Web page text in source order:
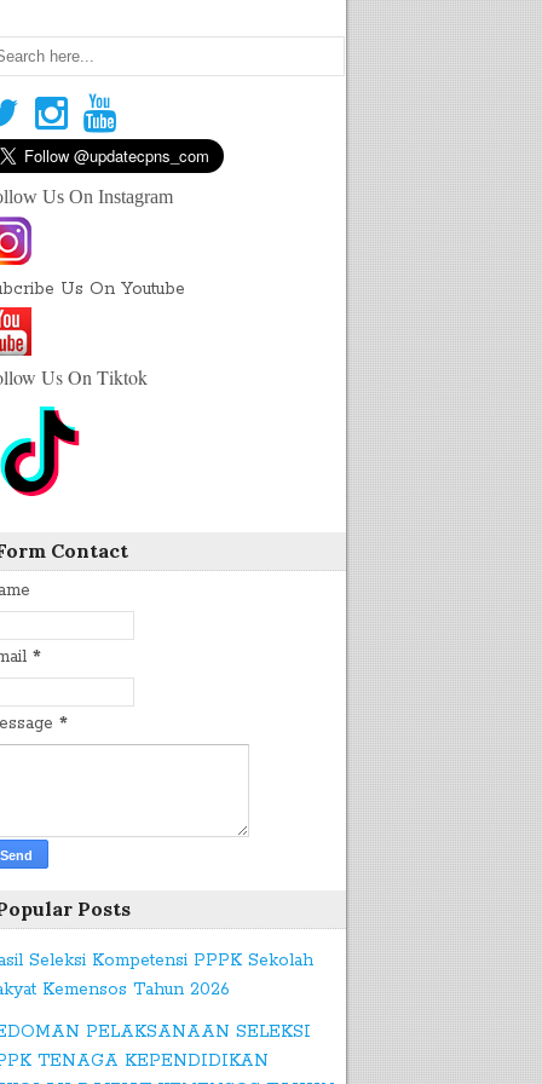
Us On Instagram
Us On Youtube
Us On Tiktok
Contact
*
*
Posts
Seleksi Kompetensi PPPK Sekolah
Kemensos Tahun 2026
PELAKSANAAN SELEKSI
TENAGA KEPENDIDIKAN